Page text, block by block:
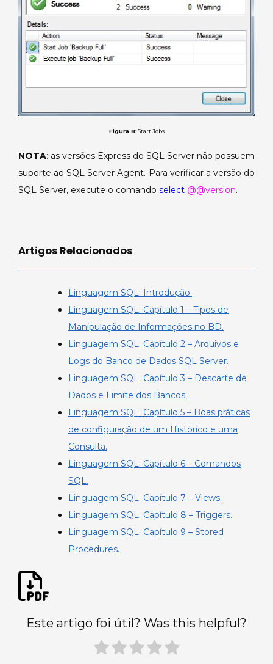
Figura 8: Start Jobs
NOTA: as versões Express do SQL Server não possuem
suporte ao SQL Server Agent. Para verificar a versão do
SQL Server, execute o comando select @@version.
Artigos Relacionados
Linguagem SQL: Introdução.
Linguagem SQL: Capítulo 1 – Tipos de
Manipulação de Informações no BD.
Linguagem SQL: Capítulo 2 – Arquivos e
Logs do Banco de Dados SQL Server.
Linguagem SQL: Capítulo 3 – Descarte de
Dados e Limite dos Bancos.
Linguagem SQL: Capítulo 5 – Boas práticas
de configuração de um Histórico e uma
Consulta.
Linguagem SQL: Capítulo 6 – Comandos
SQL.
Linguagem SQL: Capítulo 7 – Views.
Linguagem SQL: Capítulo 8 – Triggers.
Linguagem SQL: Capítulo 9 – Stored
Procedures.
Este artigo foi útil? Was this helpful?